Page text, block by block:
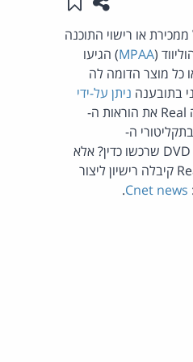
או רישוי התוכנה
MPAA) הגיעו
מוצר הדומה לה
ניתן על-ידי
. בהחלטתו מחודש אוגוסט האחרון, קבע ביהמ"ש כי בפיתוח התוכנה הפרה Real את הוראות ה-
ה-
DVD. ביהמ"ש לא התייחס לשאלה המרכזית - האם צרכנים רשאים ליצור עותקי גיבוי של תקליטורי DVD שרכשו כדין? אלא
קבע כי יצירת כלים כגון התוכנה הנ"ל היא בניגוד לחוק. טענתם המרכזית של האולפנים הייתה כי Real קיבלה רישיון ליצור
Cnet news
.